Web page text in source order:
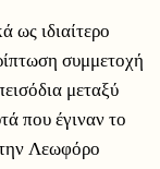
ως ιδιαίτερο
συμμετοχή
μεταξύ
που έγιναν το
Λεωφόρο